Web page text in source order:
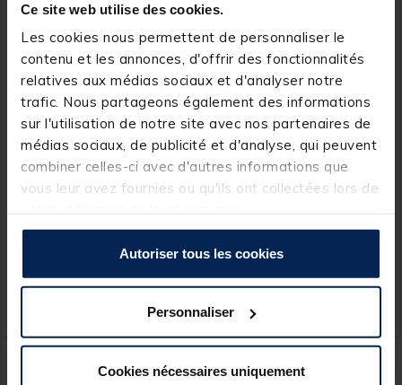
Ce site web utilise des cookies.
Les cookies nous permettent de personnaliser le
contenu et les annonces, d'offrir des fonctionnalités
relatives aux médias sociaux et d'analyser notre
trafic. Nous partageons également des informations
sur l'utilisation de notre site avec nos partenaires de
médias sociaux, de publicité et d'analyse, qui peuvent
combiner celles-ci avec d'autres informations que
vous leur avez fournies ou qu'ils ont collectées lors de
Autoriser tous les cookies
Personnaliser
Cookies nécessaires uniquement
Manchon Korda Safety
6,79 € Ajouter au panier
Manchon Korda Safety
6,79 €
Expédition sous 24 h